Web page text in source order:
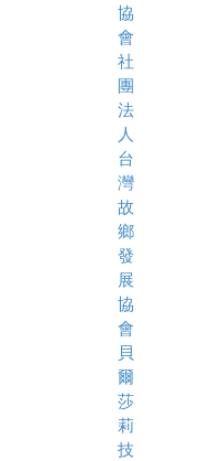
協
會
社
團
法
人
台
灣
故
鄉
發
展
協
會
貝
爾
莎
莉
技